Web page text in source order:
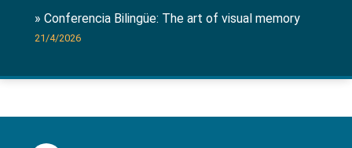
» Conferencia Bilingüe: The art of visual memory
21/4/2026